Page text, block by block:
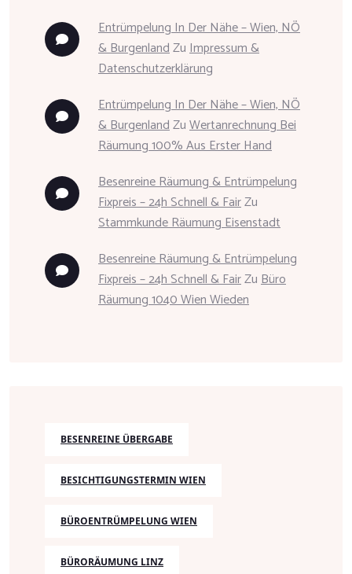
Entrümpelung In Der Nähe – Wien, NÖ
& BurgenlandZuImpressum &
Datenschutzerklärung
Entrümpelung In Der Nähe – Wien, NÖ
& BurgenlandZuWertanrechnung Bei
Räumung 100% Aus Erster Hand
Besenreine Räumung & Entrümpelung
Fixpreis – 24h Schnell & FairZu
Stammkunde Räumung Eisenstadt
Besenreine Räumung & Entrümpelung
Fixpreis – 24h Schnell & FairZuBüro
Räumung 1040 Wien Wieden
BESENREINE ÜBERGABE
BESICHTIGUNGSTERMIN WIEN
BÜROENTRÜMPELUNG WIEN
BÜRORÄUMUNG LINZ